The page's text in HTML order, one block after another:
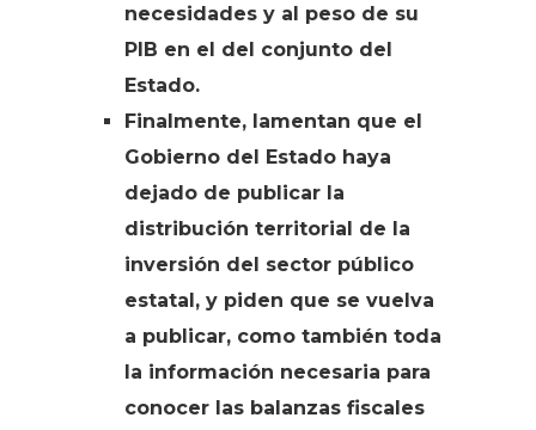
necesidades y al peso de su
PIB en el del conjunto del
Estado.
Finalmente, lamentan que el
Gobierno del Estado haya
dejado de publicar la
distribución territorial de la
inversión del sector público
estatal, y piden que se vuelva
a publicar, como también toda
la información necesaria para
conocer las balanzas fiscales